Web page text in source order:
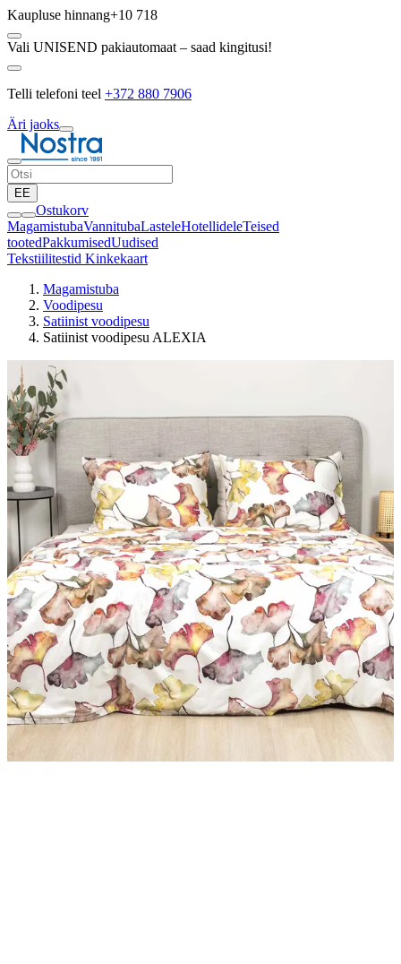
Kaupluse hinnang+10 718
Vali UNISEND pakiautomaat – saad kingitusi!
Telli telefoni teel +372 880 7906
Äri jaoks
EE
Ostukorv
MagamistubaVannitubaLasteleHotellideleTeised
tootedPakkumisedUudised
Tekstiilitestid Kinkekaart
Magamistuba
Voodipesu
Satiinist voodipesu
Satiinist voodipesu ALEXIA